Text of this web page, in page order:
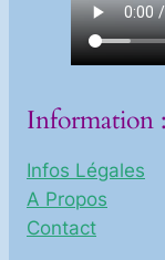
Information :
Infos Légales
A Propos
Contact